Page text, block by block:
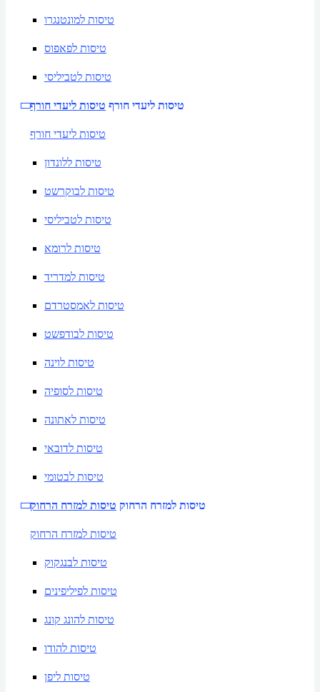
טיסות למונטנגרו
טיסות לפאפוס
טיסות לטביליסי
טיסות ליעדי חורף טיסות ליעדי חורף
טיסות ליעדי חורף
טיסות ללונדון
טיסות לבוקרשט
טיסות לטביליסי
טיסות לרומא
טיסות למדריד
טיסות לאמסטרדם
טיסות לבודפשט
טיסות לוינה
טיסות לסופיה
טיסות לאתונה
טיסות לדובאי
טיסות לבטומי
טיסות למזרח הרחוק טיסות למזרח הרחוק
טיסות למזרח הרחוק
טיסות לבנגקוק
טיסות לפיליפינים
טיסות להונג קונג
טיסות להודו
טיסות ליפן